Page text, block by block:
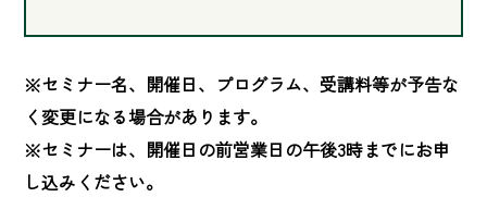
※セミナー名、開催日、プログラム、受講料等が予告な
く変更になる場合があります。
※セミナーは、開催日の前営業日の午後3時までにお申
し込みください。